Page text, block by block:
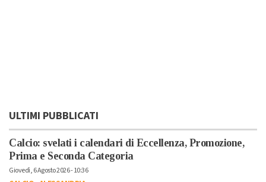
ULTIMI PUBBLICATI
Calcio: svelati i calendari di Eccellenza, Promozione,
Prima e Seconda Categoria
Giovedì, 6 Agosto 2026 - 10:36